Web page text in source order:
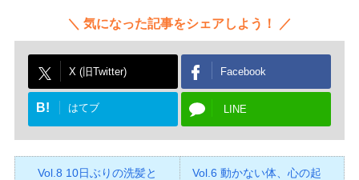
気になった記事をシェアしよう！
X (旧Twitter) Facebook
B! はてブ LINE
Vol.8 10日ぶりの洗髪と
Vol.6 動かない体、心の起